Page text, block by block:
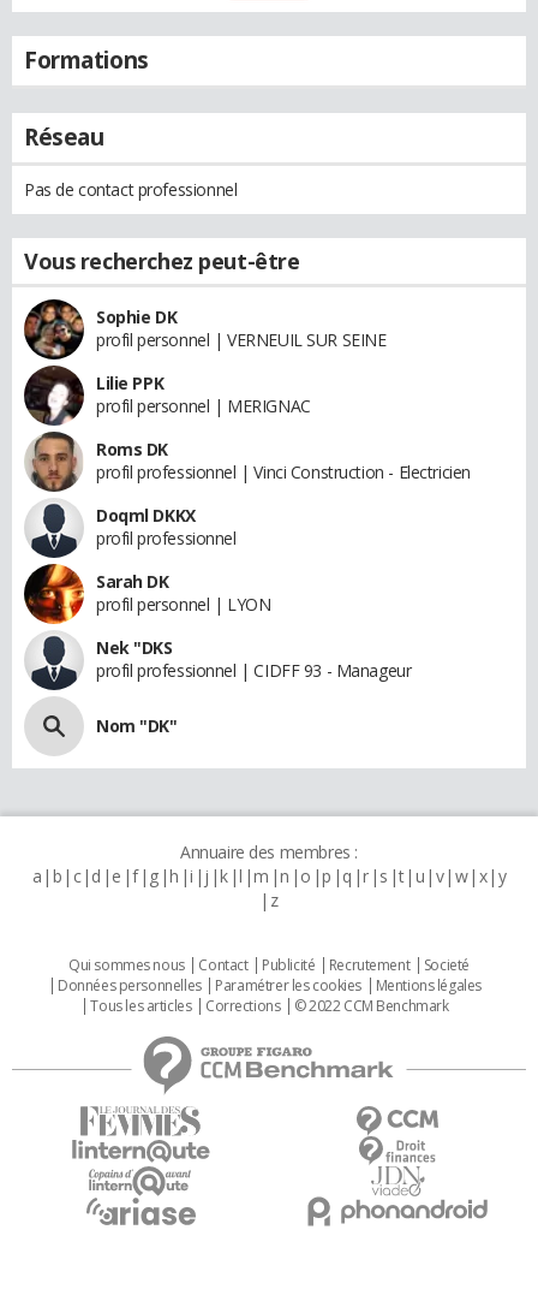
Formations
Réseau
Pas de contact professionnel
Vous recherchez peut-être
Sophie DK
profil personnel | VERNEUIL SUR SEINE
Lilie PPK
profil personnel | MERIGNAC
Roms DK
profil professionnel | Vinci Construction - Electricien
Doqml DKKX
profil professionnel
Sarah DK
profil personnel | LYON
Nek "DKS
profil professionnel | CIDFF 93 - Manageur
Nom "DK"
Annuaire des membres :
a b c d e f g h i j k l m n o p q r s t u v w x y
z
Qui sommes nous Contact Publicité Recrutement
Societé
Données personnelles
Paramétrer les cookies
Mentions légales
Tous les articles
Corrections © 2022 CCM Benchmark